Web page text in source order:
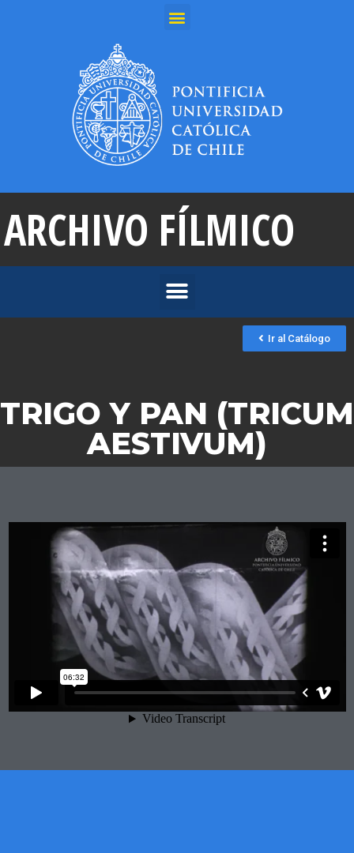
ARCHIVO FÍLMICO
Ir al Catálogo
TRIGO Y PAN (TRICUM
AESTIVUM)